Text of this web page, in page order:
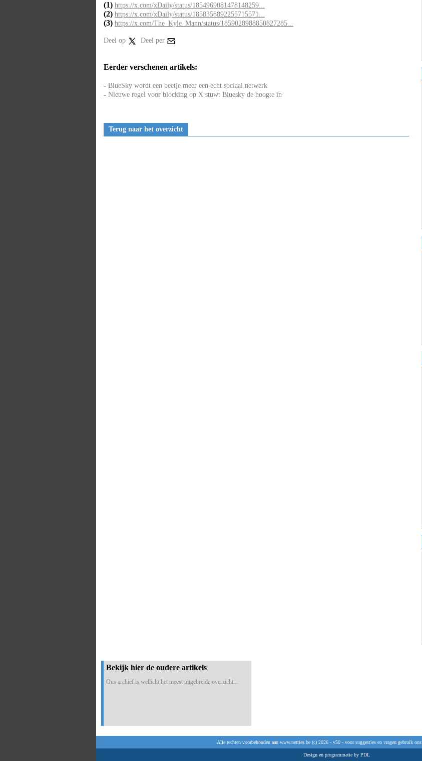
(1) https://x.com/xDaily/status/1854969081478148259...
(2) https://x.com/xDaily/status/1858358892255715571...
(3) https://x.com/The_Kyle_Mann/status/1859028988850827285...
Deel op Deel per
Eerder verschenen artikels:
- BlueSky wordt een beetje meer een echt sociaal netwerk
- Nieuwe regel voor blocking op X stuwt Bluesky de hoogte in
Terug naar het overzicht
Bekijk hier de oudere artikels
Ons archief is wellicht het meest uitgebreide overzicht...
Alle rechten voorbehouden aan www.netties.be (c) 2026 - v50 - voor suggesties en vragen gebruik ons
Design en programmatie by PDL